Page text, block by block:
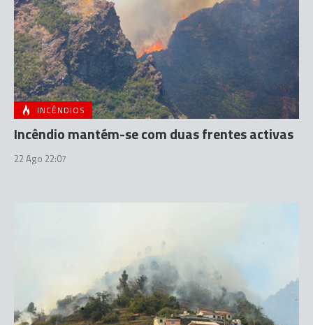
INCÊNDIOS
Incêndio mantém-se com duas frentes activas
22 Ago 22:07